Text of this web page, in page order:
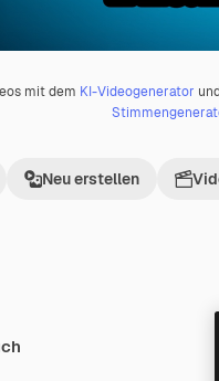
mit dem KI-Videogenerator
Neu erstellen